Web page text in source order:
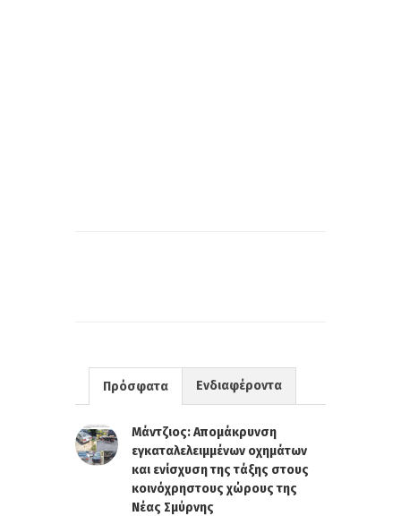
Πρόσφατα Ενδιαφέροντα
Μάντζιος: Απομάκρυνση
εγκαταλελειμμένων οχημάτων
και ενίσχυση της τάξης στους
κοινόχρηστους χώρους της
Νέας Σμύρνης